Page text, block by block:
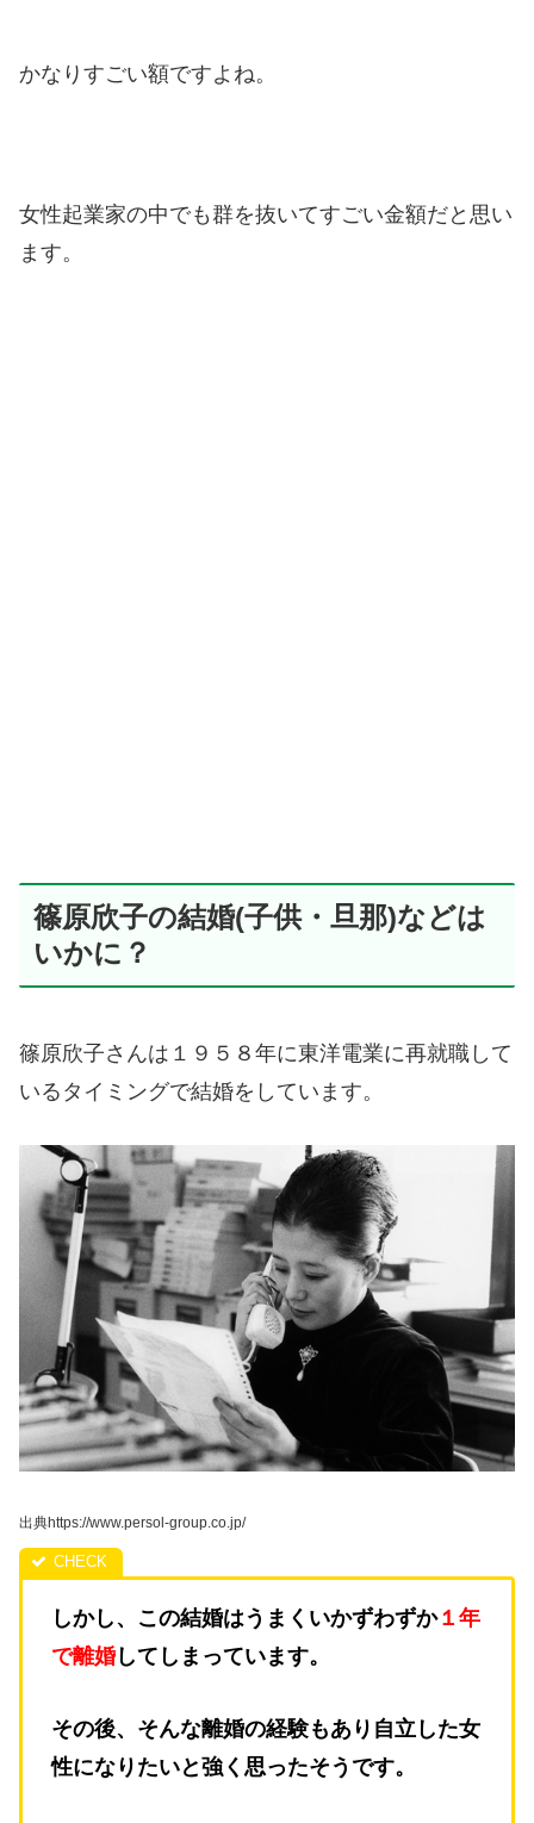
かなりすごい額ですよね。
女性起業家の中でも群を抜いてすごい金額だと思い
ます。
篠原欣子の結婚(子供・旦那)などは
いかに？
篠原欣子さんは１９５８年に東洋電業に再就職して
いるタイミングで結婚をしています。
出典https://www.persol-group.co.jp/
しかし、この結婚はうまくいかずわずか１年
で離婚してしまっています。
その後、そんな離婚の経験もあり自立した女
性になりたいと強く思ったそうです。